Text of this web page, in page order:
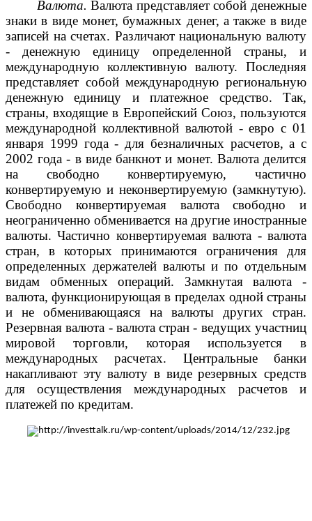
Валюта. Валюта представляет собой денежные
знаки в виде монет, бумажных денег, а также в виде
записей на счетах. Различают национальную валюту
- денежную единицу определенной страны, и
международную коллективную валюту. Последняя
представляет собой международную региональную
денежную единицу и платежное средство. Так,
страны, входящие в Европейский Союз, пользуются
международной коллективной валютой - евро с 01
января 1999 года - для безналичных расчетов, а с
2002 года - в виде банкнот и монет. Валюта делится
на свободно конвертируемую, частично
конвертируемую и неконвертируемую (замкнутую).
Свободно конвертируемая валюта свободно и
неограниченно обменивается на другие иностранные
валюты. Частично конвертируемая валюта - валюта
стран, в которых принимаются ограничения для
определенных держателей валюты и по отдельным
видам обменных операций. Замкнутая валюта -
валюта, функционирующая в пределах одной страны
и не обменивающаяся на валюты других стран.
Резервная валюта - валюта стран - ведущих участниц
мировой торговли, которая используется в
международных расчетах. Центральные банки
накапливают эту валюту в виде резервных средств
для осуществления международных расчетов и
платежей по кредитам.